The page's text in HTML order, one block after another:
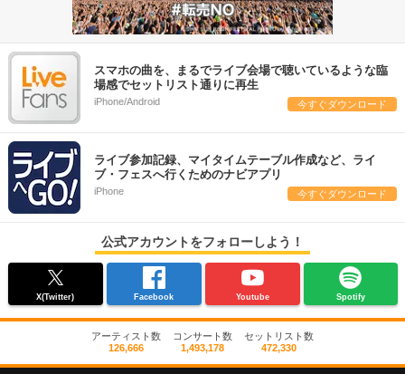
スマホの曲を、まるでライブ会場で聴いているような臨
場感でセットリスト通りに再生
iPhone/Android 今すぐダウンロード
ライブ参加記録、マイタイムテーブル作成など、ライ
ブ・フェスへ行くためのナビアプリ
iPhone 今すぐダウンロード
公式アカウントをフォローしよう！
X(Twitter) Facebook Youtube Spotify
アーティスト数
126,666
コンサート数
1,493,178
セットリスト数
472,330